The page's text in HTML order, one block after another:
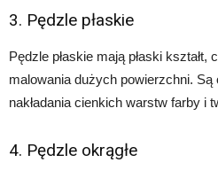
3. Pędzle płaskie
Pędzle płaskie mają płaski
malowania dużych powierzchni.
nakładania cienkich warstw farby i
4. Pędzle okrągłe